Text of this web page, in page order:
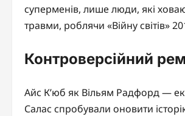
суперменів, лише люди, які
травми, роблячи «Війну
Контроверсійний
Айс К’юб як Вільям Радфорд —
Салас спробували оновити